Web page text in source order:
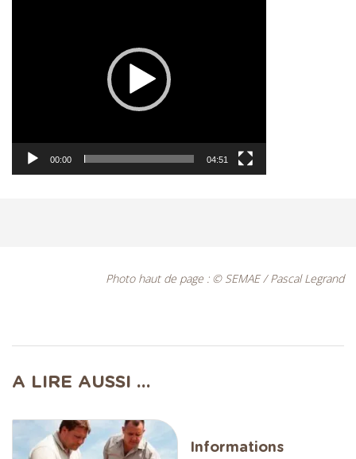
00:00 04:51
Photo haut de page : © SEMAE / Pascal Legrand
A LIRE AUSSI ...
Informations